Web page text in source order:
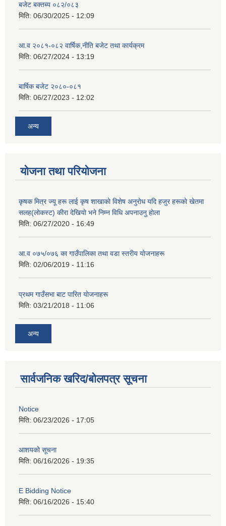
बजेट बक्तब्य ०८२/०८३
मिति: 06/30/2025 - 12:09
आ.व २०८१-०८२ वार्षिक,नीति बजेट तथा कार्यक्रम
मिति: 06/27/2024 - 13:19
बार्षिक बजेट २०८०-०८१
मिति: 06/27/2023 - 12:02
अन्य
योजना तथा परियोजना
कृषक मित्र ज्यू हरू लाई कृष शाखाकाे विशेष अनुराेध यदि हजुर हरूकाे खेतमा
सलह(लाेकस्ट) कीरा देखियाे भने निम्न विधि अपनाउनु हाेला
मिति: 06/27/2020 - 16:49
आ‍.व ०७५/०७६ का गाउँपालिका तथा वडा स्तरीय याेजनाहरू
मिति: 02/06/2019 - 11:16
प्रथम गाउँसभा बाट पारित याेजनाहरू
मिति: 03/21/2018 - 11:06
अन्य
सार्वजनिक खरिद/बोलपत्र सूचना
Notice
मिति: 06/23/2026 - 17:05
आशयको सूचना
मिति: 06/16/2026 - 19:35
E Bidding Notice
मिति: 06/16/2026 - 15:40